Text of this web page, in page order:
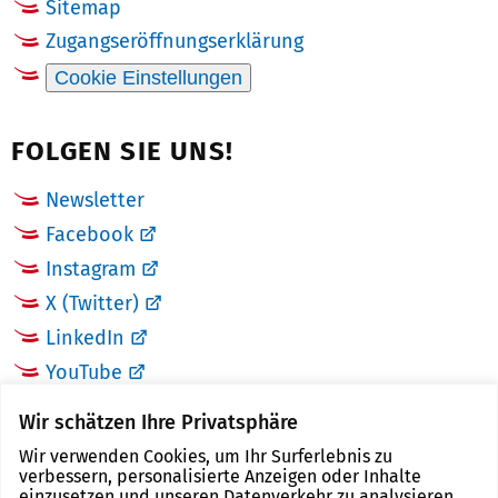
Wir schätzen Ihre Privatsphäre
Wir verwenden Cookies, um Ihr Surferlebnis zu
verbessern, personalisierte Anzeigen oder Inhalte
Sitemap
Zugangseröffnungserklärung
Cookie Einstellungen
FOLGEN SIE UNS!
Newsletter
Facebook
Instagram
X (Twitter)
LinkedIn
YouTube
LINKS
Landkreis Zwickau